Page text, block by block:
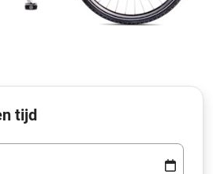
tijd